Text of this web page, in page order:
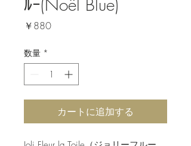
ﾙｰ(Noël Blue)
￥880価
数量 *
カートに追加する